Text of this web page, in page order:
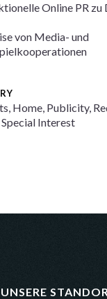
Online PR
von Media- und
Home, Publicity,
Special Interest
UNSERE